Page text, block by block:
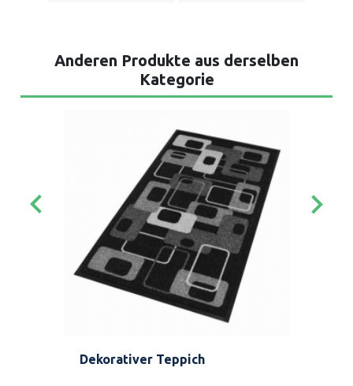
Anderen Produkte aus derselben
Kategorie
keyboard_arrow_left
Dekorativer Teppich
keyboard_arrow_right